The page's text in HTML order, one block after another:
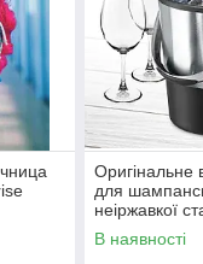
Оригінальне
для
неіржавкої
Insulated Ice
Steel
В наявності